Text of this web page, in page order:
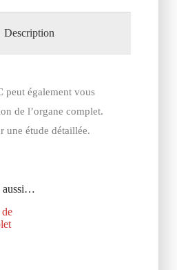
Description
peut également vous
de l’organe complet.
une étude détaillée.
aussi…